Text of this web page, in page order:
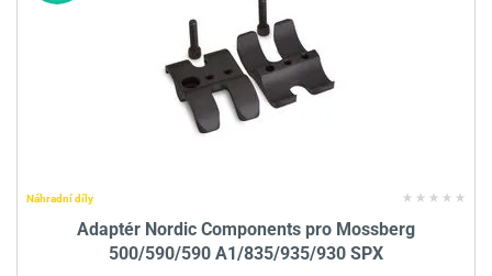
Náhradní díly
Adaptér Nordic Components pro Mossberg
500/590/590 A1/835/935/930 SPX